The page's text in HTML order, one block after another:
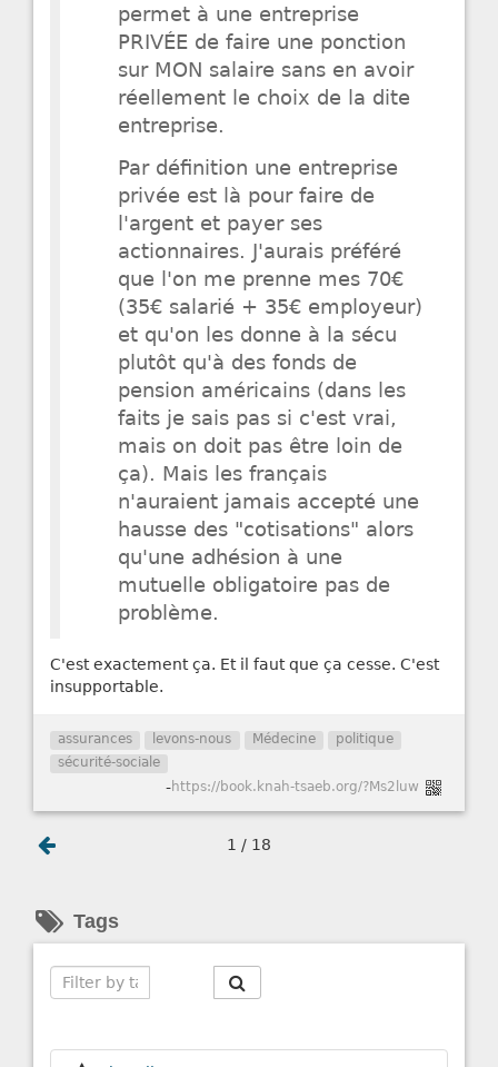
permet à une entreprise
PRIVÉE de faire une ponction
sur MON salaire sans en avoir
réellement le choix de la dite
entreprise.
Par définition une entreprise
privée est là pour faire de
l'argent et payer ses
actionnaires. J'aurais préféré
que l'on me prenne mes 70€
(35€ salarié + 35€ employeur)
et qu'on les donne à la sécu
plutôt qu'à des fonds de
pension américains (dans les
faits je sais pas si c'est vrai,
mais on doit pas être loin de
ça). Mais les français
n'auraient jamais accepté une
hausse des "cotisations" alors
qu'une adhésion à une
mutuelle obligatoire pas de
problème.
C'est exactement ça. Et il faut que ça cesse. C'est
insupportable.
assurances levons-nous Médecine
politique
sécurité-sociale
-https://book.knah-tsaeb.org/?Ms2luw
1 / 18
Tags